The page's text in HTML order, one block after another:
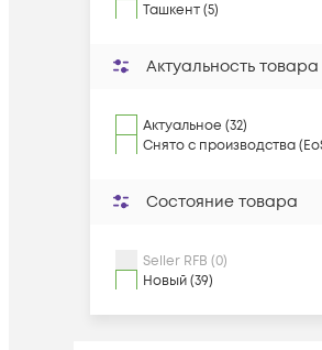
Ташкент (5)
Актуальность товара
Актуальное (32)
Снято с производства
Состояние товара
Seller RFB (0)
Новый (39)